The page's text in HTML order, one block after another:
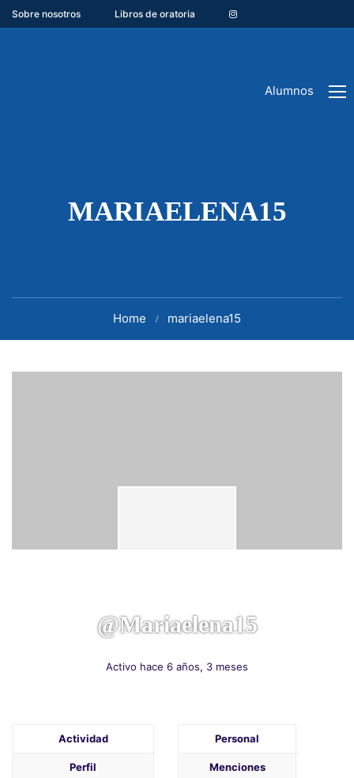
Sobre nosotros Libros de oratoria
Alumnos
MARIAELENA15
Home mariaelena15
@mariaelena15
Activo hace 6 años, 3 meses
Actividad
Perfil
Personal
Menciones